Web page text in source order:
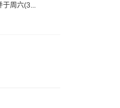
于周六(3...